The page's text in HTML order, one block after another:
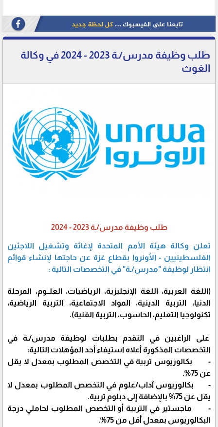
طلب وظيفة مدرس/ـة 2023 - 2024 في وكالة
الغوث
طلب وظيفة مدرس/ـة 2023 - 2024
تعلن وكالة هيئة الأمم المتحدة لإغاثة وتشغيل اللاجئين
الفلسطينيين - الأونروا بقطاع غزة عن حاجتها لإنشاء قوائم
انتظار لوظيفة "مدرس/ـة" في التخصصات التالية :
(اللغة العربية، اللغة الإنجليزية، الرياضيات، العلــوم، المرحلة
الدنيا، التربية الدينية، المواد الاجتماعية، التربية الرياضية،
تكنولوجيا التعليم، الحاسوب، التربية الفنية).
على الراغبين في التقدم بطلبات لوظيفة مدرس/ـة في
التخصصات المذكورة أعلاه استيفاء أحد المؤهلات التالية:
- بكالوريوس تربية في التخصص المطلوب بمعدل لا يقل
عن 75%.
- بكالوريوس آداب/علوم في التخصص المطلوب بمعدل لا
يقل عن 75% بالإضافة إلى دبلوم تربية.
- ماجستير في التربية أو التخصص المطلوب لحاملي درجة
البكالوريوس بمعدل أقل من 75%.